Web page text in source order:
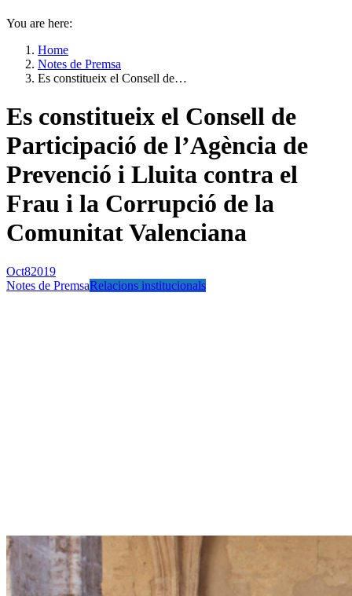
You are here:
Home
Notes de Premsa
Es constitueix el Consell de…
Es constitueix el Consell de
Participació de l’Agència de
Prevenció i Lluita contra el
Frau i la Corrupció de la
Comunitat Valenciana
Oct82019
Notes de PremsaRelacions institucionals